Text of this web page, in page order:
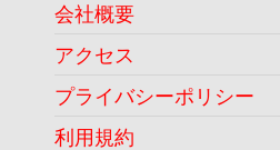
会社概要
アクセス
プライバシーポリシー
利用規約